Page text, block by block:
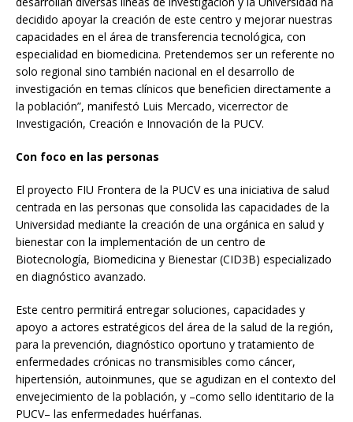
decidido apoyar la creación de este centro y mejorar nuestras
capacidades en el área de transferencia tecnológica, con
especialidad en biomedicina. Pretendemos ser un referente no
solo regional sino también nacional en el desarrollo de
investigación en temas clínicos que beneficien directamente a
la población”, manifestó Luis Mercado, vicerrector de
Investigación, Creación e Innovación de la PUCV.
Con foco en las personas
El proyecto FIU Frontera de la PUCV es una iniciativa de salud
centrada en las personas que consolida las capacidades de la
Universidad mediante la creación de una orgánica en salud y
bienestar con la implementación de un centro de
Biotecnología, Biomedicina y Bienestar (CID3B) especializado
en diagnóstico avanzado.
Este centro permitirá entregar soluciones, capacidades y
apoyo a actores estratégicos del área de la salud de la región,
para la prevención, diagnóstico oportuno y tratamiento de
enfermedades crónicas no transmisibles como cáncer,
hipertensión, autoinmunes, que se agudizan en el contexto del
envejecimiento de la población, y –como sello identitario de la
PUCV– las enfermedades huérfanas.